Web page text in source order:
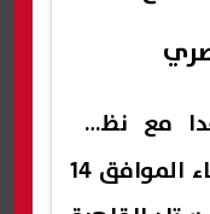
مع نظيره
طلائع الجيش، اليوم الأربعاء الموافق 14